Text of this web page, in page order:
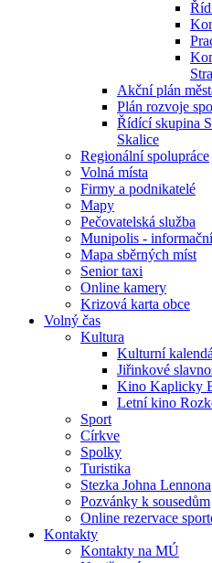
Akční plán
Plán rozvoje
Řídící skupina
Skalice
Regionální spolupráce
Volná místa
Firmy a podnikatelé
Mapy
Pečovatelská služba
Munipolis -
Mapa sběrných míst
Senior taxi
Online kamery
Krizová karta obce
Volný čas
Kultura
Kulturní
Jiřinkové
Kino Kaplicky
Letní kino
Sport
Církve
Spolky
Turistika
Stezka Johna Lennona
Pozvánky k sousedům
Online rezervace
Kontakty
Kontakty na MÚ